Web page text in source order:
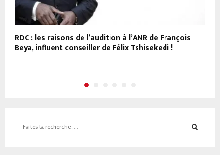
RDC : les raisons de l’audition à l’ANR de François
Beya, influent conseiller de Félix Tshisekedi !